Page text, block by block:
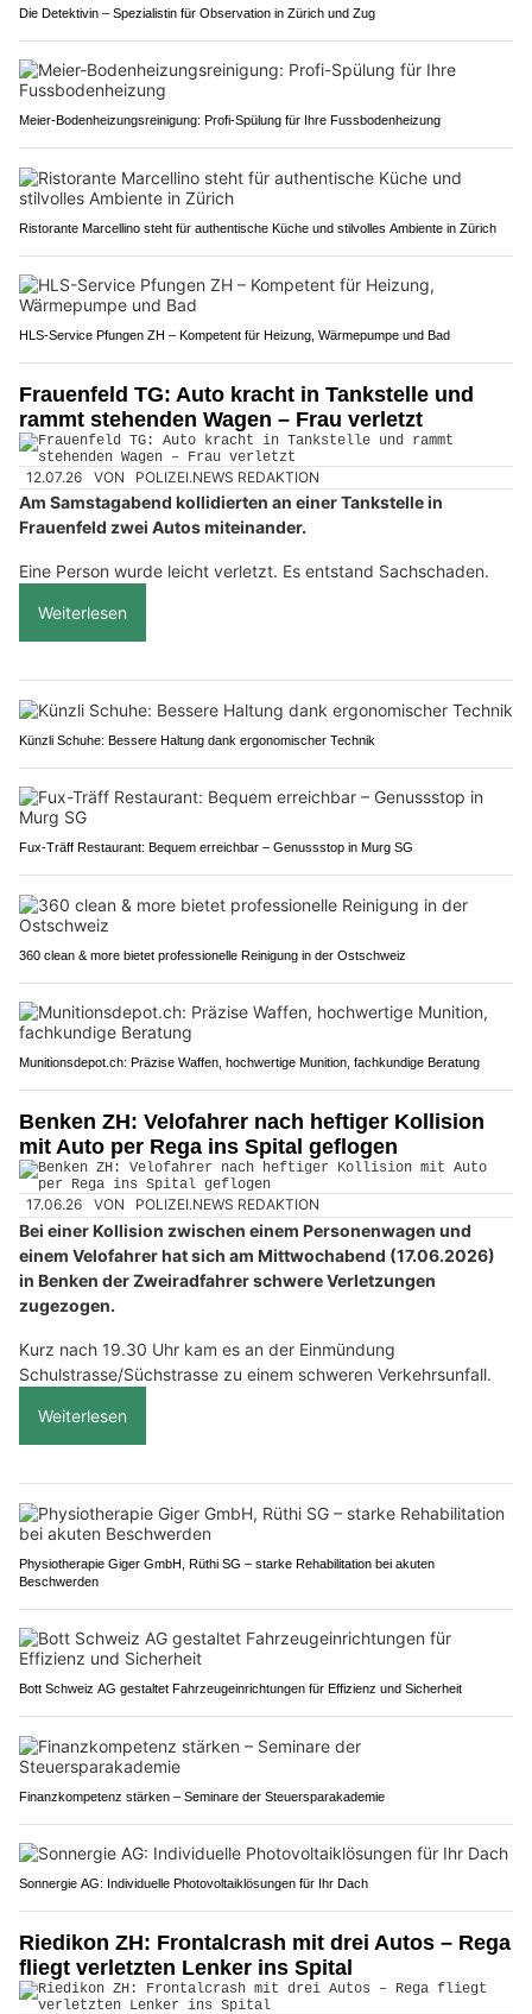
Die Detektivin – Spezialistin für Observation in Zürich und Zug
Meier-Bodenheizungsreinigung: Profi-Spülung für Ihre Fussbodenheizung
Ristorante Marcellino steht für authentische Küche und stilvolles Ambiente in Zürich
HLS-Service Pfungen ZH – Kompetent für Heizung, Wärmepumpe und Bad
Frauenfeld TG: Auto kracht in Tankstelle und
rammt stehenden Wagen – Frau verletzt
12.07.26 VON POLIZEI.NEWS REDAKTION
Am Samstagabend kollidierten an einer Tankstelle in
Frauenfeld zwei Autos miteinander.
Eine Person wurde leicht verletzt. Es entstand Sachschaden.
Weiterlesen
Künzli Schuhe: Bessere Haltung dank ergonomischer Technik
Fux-Träff Restaurant: Bequem erreichbar – Genussstop in Murg SG
360 clean & more bietet professionelle Reinigung in der Ostschweiz
Munitionsdepot.ch: Präzise Waffen, hochwertige Munition, fachkundige Beratung
Benken ZH: Velofahrer nach heftiger Kollision
mit Auto per Rega ins Spital geflogen
17.06.26 VON POLIZEI.NEWS REDAKTION
Bei einer Kollision zwischen einem Personenwagen und
einem Velofahrer hat sich am Mittwochabend (17.06.2026)
in Benken der Zweiradfahrer schwere Verletzungen
zugezogen.
Kurz nach 19.30 Uhr kam es an der Einmündung
Schulstrasse/Süchstrasse zu einem schweren Verkehrsunfall.
Weiterlesen
Physiotherapie Giger GmbH, Rüthi SG – starke Rehabilitation bei akuten
Beschwerden
Bott Schweiz AG gestaltet Fahrzeugeinrichtungen für Effizienz und Sicherheit
Finanzkompetenz stärken – Seminare der Steuersparakademie
Sonnergie AG: Individuelle Photovoltaiklösungen für Ihr Dach
Riedikon ZH: Frontalcrash mit drei Autos – Rega
fliegt verletzten Lenker ins Spital